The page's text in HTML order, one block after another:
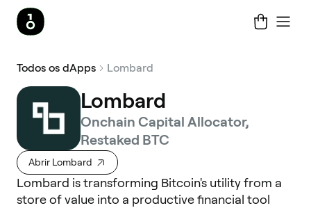
Todos os dApps Lombard
Lombard
Onchain Capital Allocator,
Restaked BTC
Abrir Lombard
Lombard is transforming Bitcoin's utility from a
store of value into a productive financial tool